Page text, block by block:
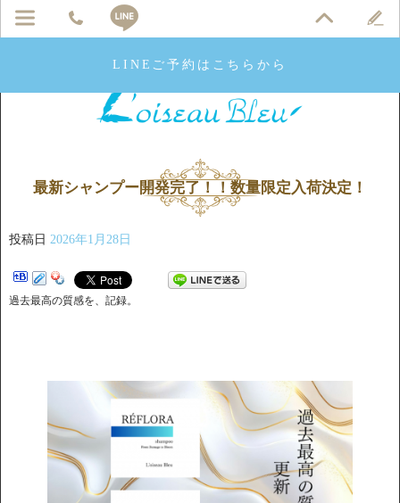
LINEご予約はこちらから
最新シャンプー開発完了！！数量限定入荷決定！
投稿日 2026年1月28日
過去最高の質感を、記録。